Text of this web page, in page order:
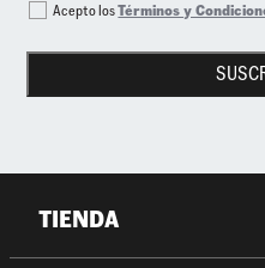
Acepto losTérminos y
TIENDA